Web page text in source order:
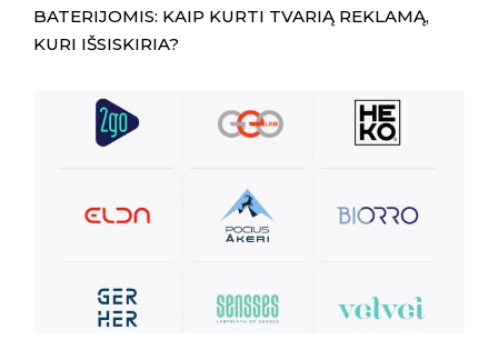
BATERIJOMIS: KAIP KURTI TVARIĄ REKLAMĄ,
KURI IŠSISKIRIA?